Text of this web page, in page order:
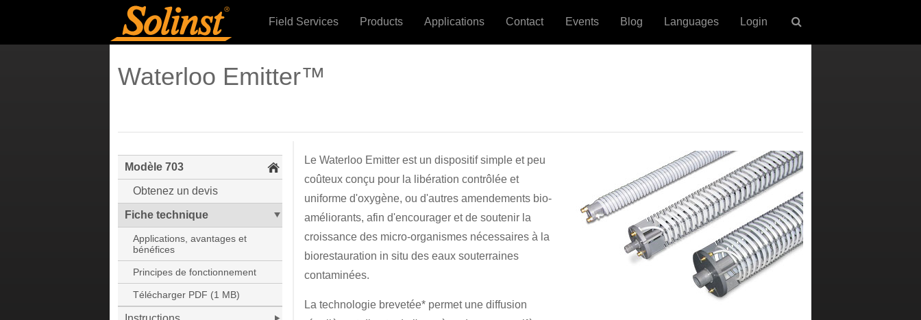
Field Services Products Applications Contact Events Blog Languages Login
Waterloo Emitter™
Le Waterloo Emitter est un dispositif simple et peu
coûteux conçu pour la libération contrôlée et
uniforme d'oxygène, ou d'autres amendements bio-
améliorants, afin d'encourager et de soutenir la
croissance des micro-organismes nécessaires à la
biorestauration in situ des eaux souterraines
contaminées.
La technologie brevetée* permet une diffusion
Modèle 703
Obtenez un devis
Fiche technique
Applications, avantages et
bénéfices
Principes de fonctionnement
Télécharger PDF (1 MB)